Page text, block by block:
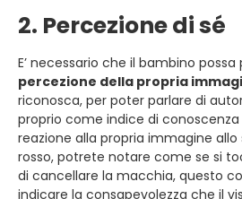
2. Percezione di sé
E’ necessario che il bambino possa
percezione della propria
riconosca, per poter parlare di
proprio come indice di conoscenza
reazione alla propria immagine
rosso, potrete notare come se si
di cancellare la macchia, questo
indicare la consapevolezza che il